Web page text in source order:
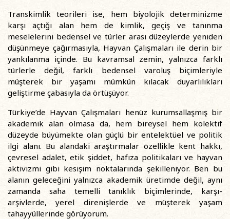
Transkimlik teorileri ise, hem biyolojik determinizme
karşı açtığı alan hem de kimlik, geçiş ve tanınma
meselelerini bedensel ve türler arası düzeylerde yeniden
düşünmeye çağırmasıyla, Hayvan Çalışmaları ile derin bir
yankılanma içinde. Bu kavramsal zemin, yalnızca farklı
türlerle değil, farklı bedensel varoluş biçimleriyle
müşterek bir yaşamı mümkün kılacak duyarlılıkları
geliştirme çabasıyla da örtüşüyor.
Türkiye’de Hayvan Çalışmaları henüz kurumsallaşmış bir
akademik alan olmasa da, hem bireysel hem kolektif
düzeyde büyümekte olan güçlü bir entelektüel ve politik
ilgi alanı. Bu alandaki araştırmalar özellikle kent hakkı,
çevresel adalet, etik şiddet, hafıza politikaları ve hayvan
aktivizmi gibi kesişim noktalarında şekilleniyor. Ben bu
alanın geleceğini yalnızca akademik üretimde değil, aynı
zamanda saha temelli tanıklık biçimlerinde, karşı-
arşivlerde, yerel direnişlerde ve müşterek yaşam
tahayyüllerinde görüyorum.